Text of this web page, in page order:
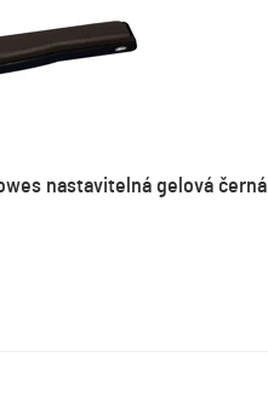
nastavitelná gelová černá